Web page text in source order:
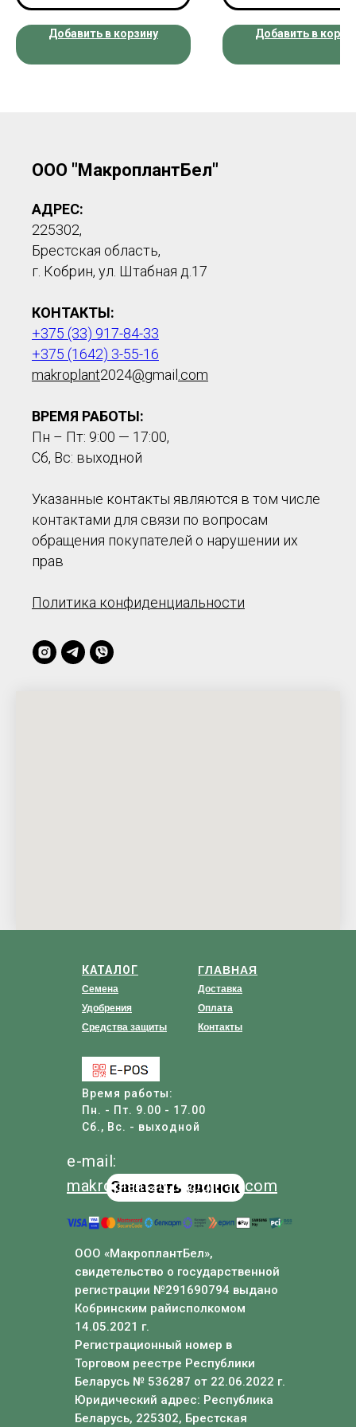
Добавить в корзину Добавить в
ООО "МакроплантБел"
АДРЕС:
225302,
Брестская область,
г. Кобрин, ул. Штабная д.17
КОНТАКТЫ:
+375 (33) 917-84-33
+375 (1642) 3-55-16
makroplant2024@gmail .com
ВРЕМЯ РАБОТЫ:
Пн – Пт: 9:00 — 17:00,
Сб, Вс: выходной
Указанные контакты являются в том числе
контактами для связи по вопросам
обращения покупателей о нарушении их
прав
Политика конфиденциальности
ГЛАВНАЯ
Доставка
Оплата
Контакты
Время работы:
Пн. - Пт. 9.00 - 17.00
Сб., Вс. - выходной
КАТАЛОГ
Семена
Удобрения
Средства защиты
ООО «МакроплантБел»,
свидетельство о государственной
регистрации №291690794 выдано
Кобринским райисполкомом
14.05.2021 г.
Регистрационный номер в
Торговом реестре Республики
Беларусь № 536287 от 22.06.2022 г.
Юридический адрес: Республика
Беларусь, 225302, Брестская
Заказать звонок
e-mail:
makroplant2024 @gmail .com